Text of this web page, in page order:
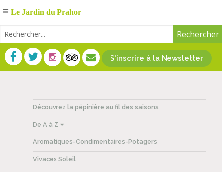
S'inscrire à la Newsletter
Découvrez la pépinière au fil des saisons
De A à Z
Aromatiques-Condimentaires-Potagers
Vivaces Soleil
Le Jardin du Prahor